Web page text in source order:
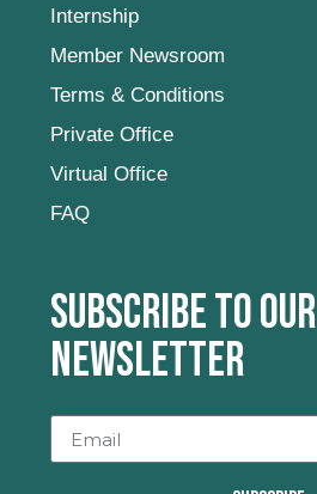
Internship
Member Newsroom
Terms & Conditions
Private Office
Virtual Office
FAQ
Subscribe to our
newsletter